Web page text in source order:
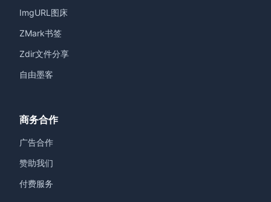
ImgURL图床
ZMark书签
Zdir文件分享
自由墨客
商务合作
广告合作
赞助我们
付费服务